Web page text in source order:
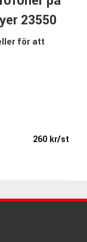
23550
för att
normalt
att
monterar i
kan
260 kr/st